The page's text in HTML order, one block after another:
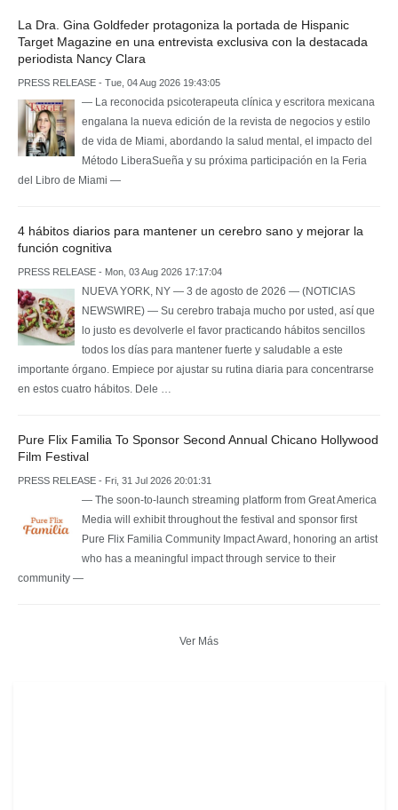
La Dra. Gina Goldfeder protagoniza la portada de Hispanic
Target Magazine en una entrevista exclusiva con la destacada
periodista Nancy Clara
PRESS RELEASE - Tue, 04 Aug 2026 19:43:05
— La reconocida psicoterapeuta clínica y escritora mexicana
engalana la nueva edición de la revista de negocios y estilo
de vida de Miami, abordando la salud mental, el impacto del
Método LiberaSueña y su próxima participación en la Feria
del Libro de Miami —
4 hábitos diarios para mantener un cerebro sano y mejorar la
función cognitiva
PRESS RELEASE - Mon, 03 Aug 2026 17:17:04
NUEVA YORK, NY — 3 de agosto de 2026 — (NOTICIAS
NEWSWIRE) — Su cerebro trabaja mucho por usted, así que
lo justo es devolverle el favor practicando hábitos sencillos
todos los días para mantener fuerte y saludable a este
importante órgano. Empiece por ajustar su rutina diaria para concentrarse
en estos cuatro hábitos. Dele …
Pure Flix Familia To Sponsor Second Annual Chicano Hollywood
Film Festival
PRESS RELEASE - Fri, 31 Jul 2026 20:01:31
— The soon-to-launch streaming platform from Great America
Media will exhibit throughout the festival and sponsor first
Pure Flix Familia Community Impact Award, honoring an artist
who has a meaningful impact through service to their
community —
Ver Más